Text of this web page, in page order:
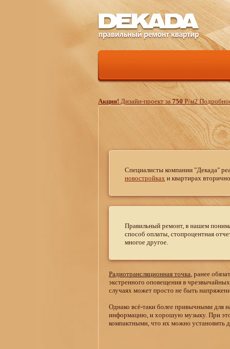
Акция! Дизайн-проект за750 Р/м2
Специалисты компании "Декада"
новостройках и квартирах
Правильный ремонт, в нашем
способ оплаты, стопроцентная
многое другое.
Радиотрансляционная точка, ранее
экстренного оповещения в чрезвычайных
случаях может просто не быть
Однако всё-таки более привычными для
информацию, и хорошую музыку. При
компактными, что их можно установить